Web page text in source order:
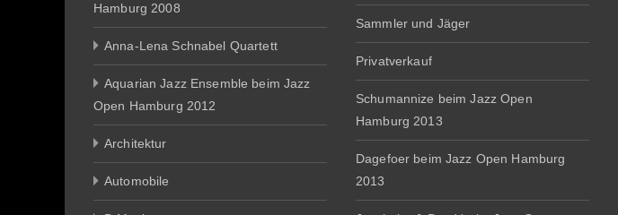
Hamburg 2008
Anna-Lena Schnabel Quartett
Aquarian Jazz Ensemble beim Jazz
Open Hamburg 2012
Architektur
Automobile
Sammler und Jäger
Privatverkauf
Schumannize beim Jazz Open
Hamburg 2013
Dagefoer beim Jazz Open Hamburg
2013